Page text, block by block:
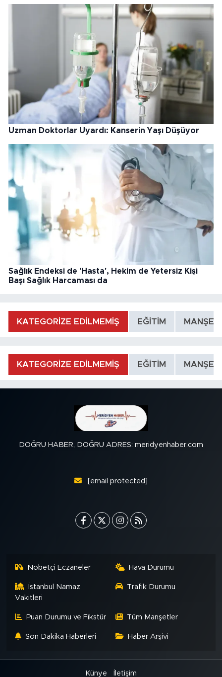
Uzman Doktorlar Uyardı: Kanserin Yaşı Düşüyor
Sağlık Endeksi de 'Hasta', Hekim de Yetersiz Kişi
Başı Sağlık Harcaması da
KATEGORİZE EDİLMEMİŞ EĞİTİM MANŞET
KATEGORİZE EDİLMEMİŞ EĞİTİM MANŞET
DOĞRU HABER, DOĞRU ADRES: meridyenhaber.com
[email protected]
Nöbetçi Eczaneler Hava Durumu
İstanbul Namaz
Vakitleri
Trafik Durumu
Puan Durumu ve Fikstür Tüm Manşetler
Son Dakika Haberleri Haber Arşivi
Künye İletişim